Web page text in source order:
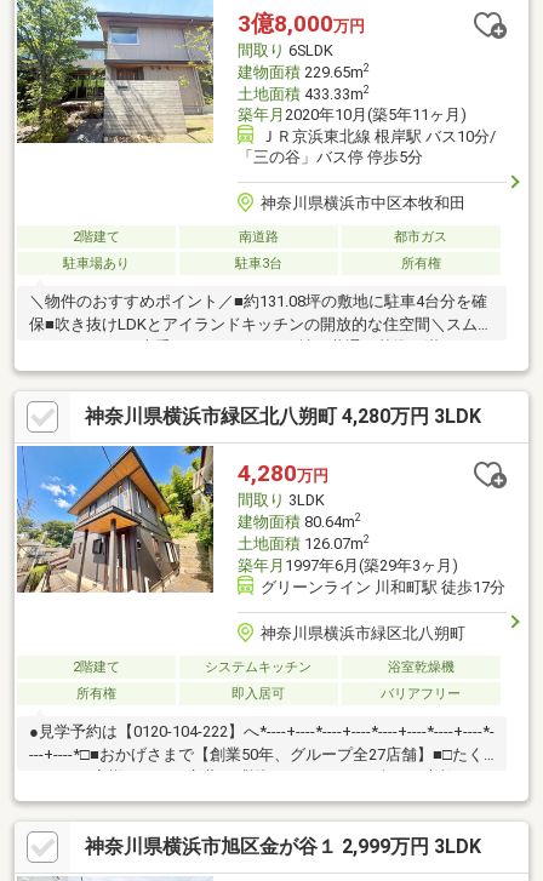
3億8,000万円
間取り 6SLDK
建物面積229.65m2
土地面積433.33m2
築年月 2020年10月(築5年11ヶ月)
ＪＲ京浜東北線 根岸駅 バス10分/
「三の谷」バス停 停歩5分
神奈川県横浜市中区本牧和田
2階建て 南道路
都市ガス
駐車場あり
駐車3台 所有権
＼物件のおすすめポイント／■約131.08坪の敷地に駐車4台分を確
保■吹き抜けLDKとアイランドキッチンの開放的な住空間＼スムス
のを「スムストック」と認定①「新耐震基準」レベルの耐震性保
持②スムストック住宅販売士が明確な基準で適正評価③新築時
～現在に至るまでの住宅履歴（点検・補修）を管理・蓄積④５０
年以上のメンテナンスプログラムに対応。住宅購入後もそのまま
引き継ぐことが可能
神奈川県横浜市緑区北八朔町 4,280万円 3LDK
4,280万円
間取り 3LDK
建物面積80.64m2
土地面積126.07m2
築年月 1997年6月(築29年3ヶ月)
グリーンライン 川和町駅 徒歩17分
神奈川県横浜市緑区北八朔町
2階建て システムキッチン
浴室乾燥機
所有権
即入居可 バリアフリー
●見学予約は【0120-104-222】へ*----+----*----+----*----+----*----+----*-
---+----*□■おかげさまで【創業50年、グループ全27店舗】■□たく
さんのお客様からのお言葉に感謝してこれからも楽しく素敵なお
家探しをお約束します。お家探しを始めてみようと思われたらま
ずは、お気軽に東宝ハウス新横浜に相談してみませんか？何も決
まっていなくて大丈夫！まずはお客様の夢をお聞かせください！
「行って良かったね」と思っていただけるように、スタッフ一同
神奈川県横浜市旭区金が谷１ 2,999万円 3LDK